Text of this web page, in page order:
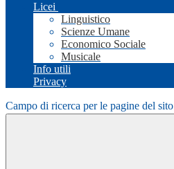
Licei
Linguistico
Scienze Umane
Economico Sociale
Musicale
Info utili
Privacy
Campo di ricerca per le pagine del sito